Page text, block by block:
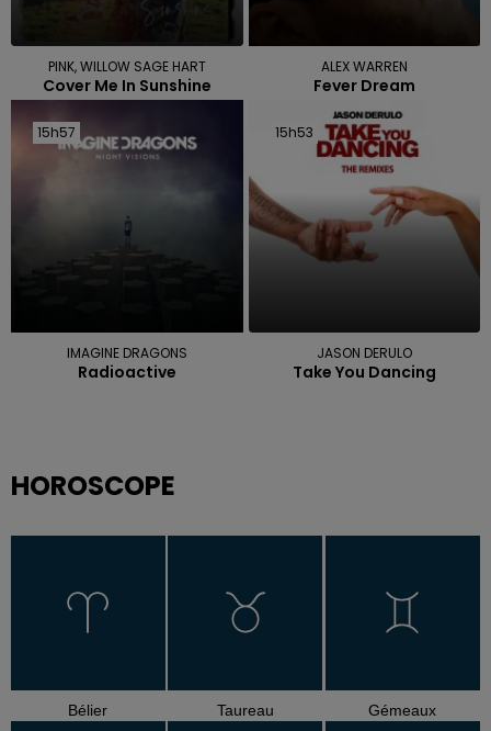
PINK, WILLOW SAGE HART
Cover Me In Sunshine
ALEX WARREN
Fever Dream
15h57
15h57
IMAGINE DRAGONS
Radioactive
15h53
15h53
JASON DERULO
Take You Dancing
HOROSCOPE
Bélier Taureau Gémeaux